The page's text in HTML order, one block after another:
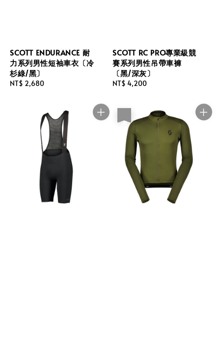
SCOTT ENDURANCE 耐
力系列男性短袖車衣〔冷
杉綠/黑〕
Regular
NT$ 2,680
SCOTT RC PRO專業級競
賽系列男性吊帶車褲
〔黑/深灰〕
Regular
NT$ 4,200